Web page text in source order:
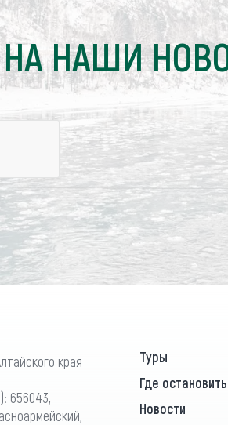
НАШИ
края
656043,
Туры
Где
Новости